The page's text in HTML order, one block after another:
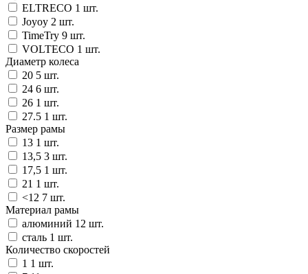
ELTRECO 1 шт.
Joyoy 2 шт.
TimeTry 9 шт.
VOLTECO 1 шт.
Диаметр колеса
20 5 шт.
24 6 шт.
26 1 шт.
27.5 1 шт.
Размер рамы
13 1 шт.
13,5 3 шт.
17,5 1 шт.
21 1 шт.
<12 7 шт.
Материал рамы
алюминий 12 шт.
сталь 1 шт.
Количество скоростей
1 1 шт.